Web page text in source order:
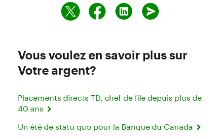
Vous voulez en savoir plus sur
Votre argent?
Placements directs TD, chef de file depuis plus de
40 ans
Un été de statu quo pour la Banque du Canada